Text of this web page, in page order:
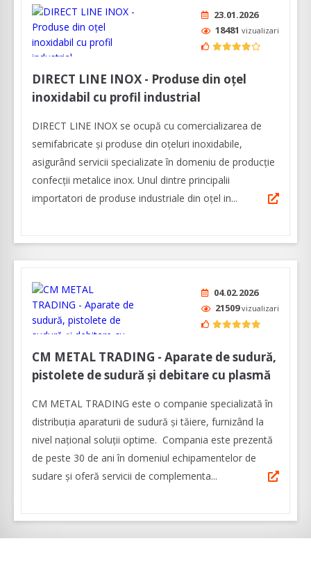
23.01.2026
18481 vizualizari
DIRECT LINE INOX - Produse din oțel
inoxidabil cu profil industrial
DIRECT LINE INOX se ocupă cu comercializarea de
semifabricate şi produse din oţeluri inoxidabile,
asigurând servicii specializate în domeniu de producţie
confecţii metalice inox. Unul dintre principalii
importatori de produse industriale din oţel in...
04.02.2026
21509vizualizari
CM METAL TRADING - Aparate de sudură,
pistolete de sudură și debitare cu plasmă
CM METAL TRADING este o companie specializată în
distribuția aparaturii de sudură şi tăiere, furnizând la
nivel naţional soluţii optime. Compania este prezentă
de peste 30 de ani în domeniul echipamentelor de
sudare și oferă servicii de complementa...